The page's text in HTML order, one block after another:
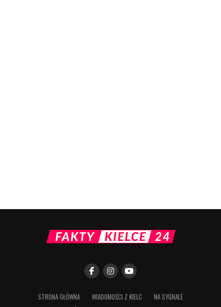
STRONA GŁÓWNA WIADOMOŚCI Z KIELC
NA SYGNALE